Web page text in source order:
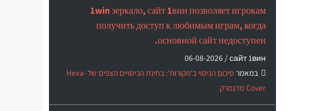
1win зеркало, сайт 1вин позволяет игрокам
получить доступ к любимым играм, когда
основной сайт недоступен.
сайт 1вин /
06-08-2026
במאמר
סיכום הניסוי ב'מקורות': בחינת הכיסויים הצפים של Hexa-
Cover מדנמרק